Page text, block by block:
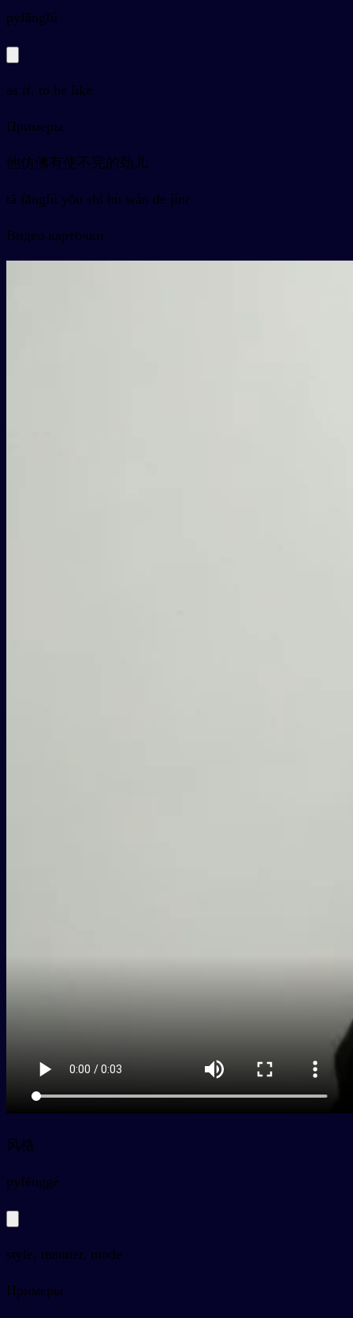
pyfǎngfú
as if, to be like
Примеры
他仿佛有使不完的劲儿
tā fǎngfú yǒu shǐ bù wán de jìnr
Видео карточки
风格
pyfēnggé
style, manner, mode
Примеры